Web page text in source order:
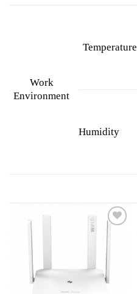
Work
Environment
Temperature
Humidity
Add to